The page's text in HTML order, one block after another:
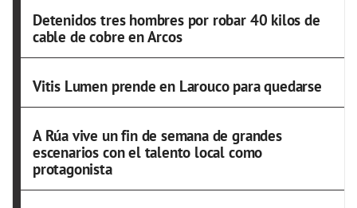
Detenidos tres hombres por robar 40 kilos de
cable de cobre en Arcos
Vitis Lumen prende en Larouco para quedarse
A Rúa vive un fin de semana de grandes
escenarios con el talento local como
protagonista